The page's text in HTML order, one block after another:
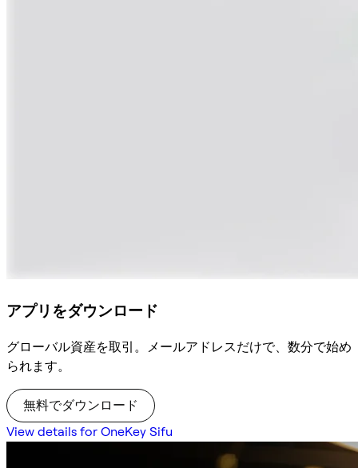
アプリをダウンロード
グローバル資産を取引。メールアドレスだけで、数分で始め
られます。
無料でダウンロード
View details for OneKey Sifu